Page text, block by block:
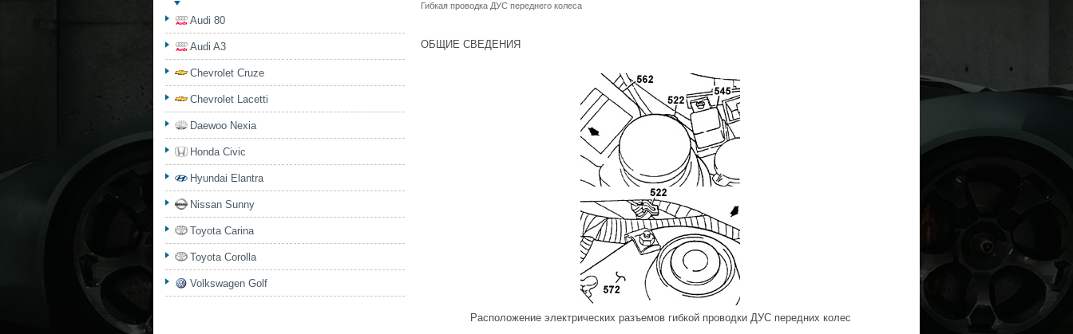
Гибкая проводка ДУС переднего колеса
ОБЩИЕ СВЕДЕНИЯ
Расположение электрических разъемов гибкой проводки ДУС передних колес
Audi 80
Audi A3
Chevrolet Cruze
Chevrolet Lacetti
Daewoo Nexia
Honda Civic
Hyundai Elantra
Nissan Sunny
Toyota Carina
Toyota Corolla
Volkswagen Golf